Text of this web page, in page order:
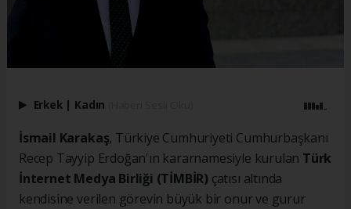
Erkek | Kadın
İsmail Karakaş, Türkiye Cumhuriyeti Cumhurbaşkanı
Recep Tayyip Erdoğan'ın kararnamesiyle kurulan Türk
İnternet Medya Birliği (TİMBİR) çatısı altında
kendisine verilen görevin büyük bir onur ve gurur